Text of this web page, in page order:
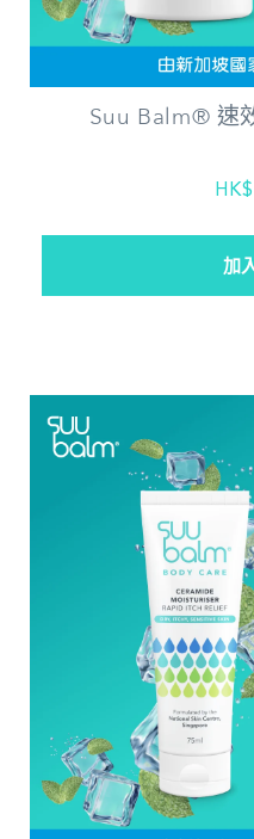
Suu Balm® 速